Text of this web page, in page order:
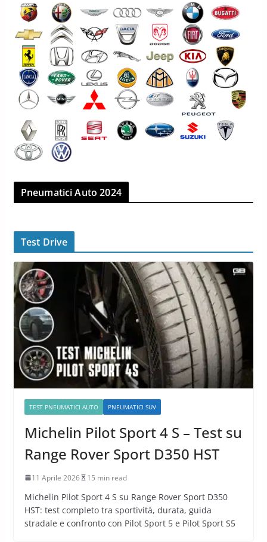
Pneumatici Auto 2024
Test Drive
TEST PNEUMATICI AUTO PNEUMATICI SUV
Michelin Pilot Sport 4 S – Test su
Range Rover Sport D350 HST
11 Aprile 2026 15 min read
Michelin Pilot Sport 4 S su Range Rover Sport D350
HST: test completo tra sportività, durata, guida
stradale e confronto con Pilot Sport 5 e Pilot Sport S5